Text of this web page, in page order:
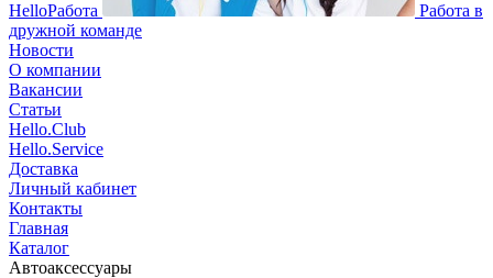
HelloРабота
Работа в
дружной команде
Новости
О компании
Вакансии
Статьи
Hello.Club
Hello.Service
Доставка
Личный кабинет
Контакты
Главная
Каталог
Автоаксессуары